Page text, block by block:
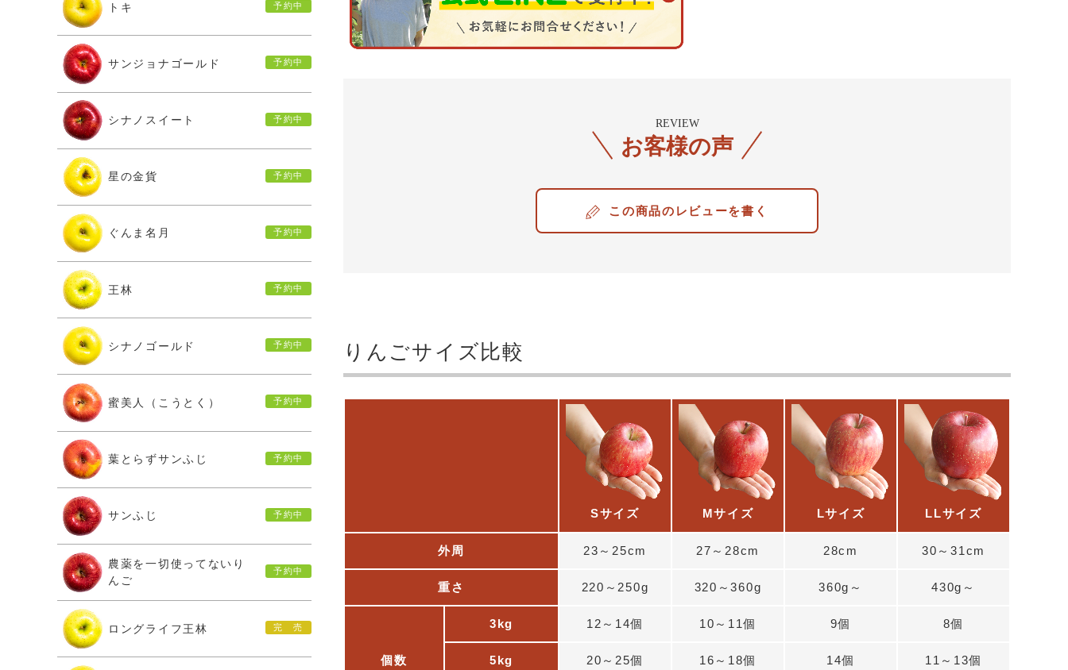
REVIEW
お客様の声
レビューを書く
りんごサイズ比較
Sサイズ Mサイズ Lサイズ LLサイズ
外周 23～25cm 27～28cm 28cm 30～31cm
重さ 220～250g 320～360g 360g～ 430g～
個数
3kg 12～14個 10～11個 9個 8個
5kg 20～25個 16～18個 14個 11～13個
トキ
サンジョナゴールド
シナノスイート
星の金貨
ぐんま名月
王林
シナノゴールド
蜜美人（こうとく）
葉とらずサンふじ
サンふじ
農薬を一切使ってないり
んご
ロングライフ王林